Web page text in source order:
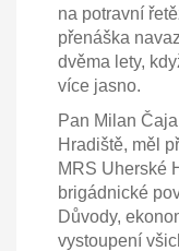
na potravní
přenáška
dvěma lety,
více jasno.
Pan Milan
Hradiště, měl
MRS Uherské
brigádnické
Důvody,
vystoupení